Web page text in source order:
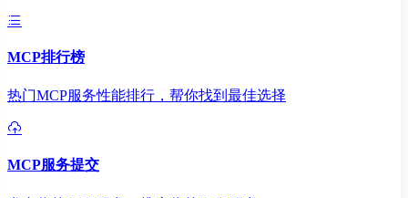
MCP排行榜
热门MCP服务性能排行，帮你找到最佳选择
MCP服务提交